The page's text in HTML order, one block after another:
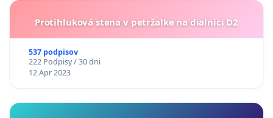
Protihluková stena v petržalke na dialnici D2
537 podpisov
222 Podpisy / 30 dni
12 Apr 2023